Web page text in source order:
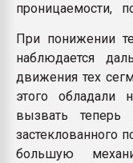
проницаемости,
При понижении
наблюдается
движения тех
этого обладали
вызвать
застеклованного
большую